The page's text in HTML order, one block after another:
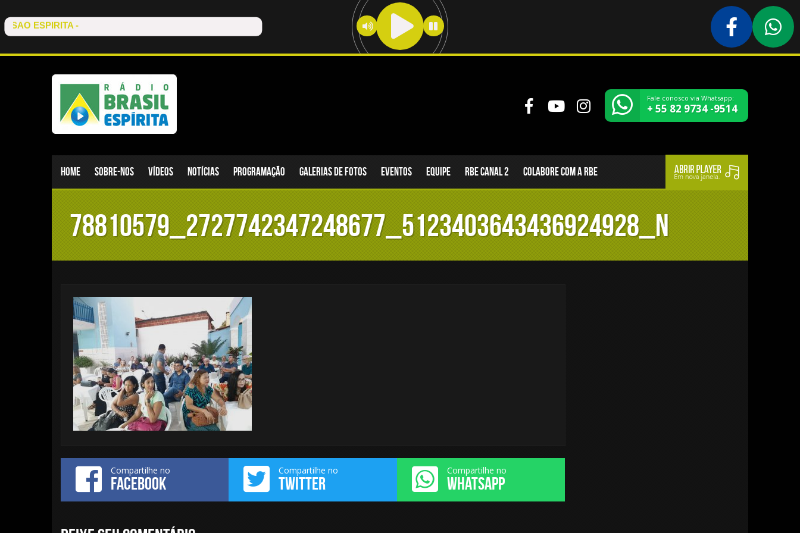
Fale conosco via Whatsapp:
+ 55 82 9734 -9514
Home Sobre-nos Vídeos Notícias Programação Galerias de fotos Eventos Equipe RBE Canal 2 COLABORE COM A RBE
78810579_2727742347248677_5123403643436924928_n
Compartilhe no
FACEBOOK
Compartilhe no
TWITTER
Compartilhe no
WHATSAPP